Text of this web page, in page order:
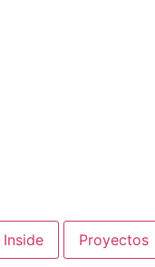
Inside Proyectos